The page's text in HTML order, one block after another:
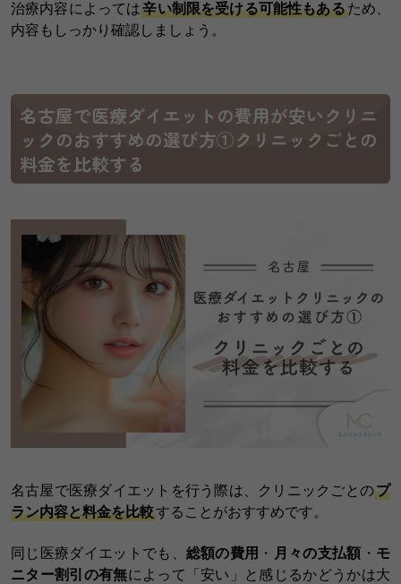
治療内容によっては辛い制限を受ける可能性もあるため、
内容もしっかり確認しましょう。
名古屋で医療ダイエットの費用が安いクリニ
ックのおすすめの選び方①クリニックごとの
料金を比較する
名古屋で医療ダイエットを行う際は、クリニックごとのプ
ラン内容と料金を比較することがおすすめです。
同じ医療ダイエットでも、 総額の費用 ・ 月々の支払額 ・ モ
ニター割引の有無によって「安い」と感じるかどうかは大